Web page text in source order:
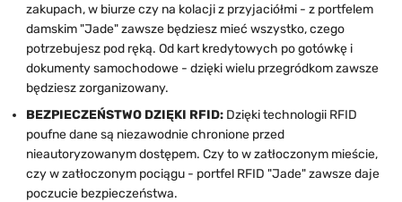
zakupach, w biurze czy na kolacji z przyjaciółmi - z portfelem
damskim "Jade" zawsze będziesz mieć wszystko, czego
potrzebujesz pod ręką. Od kart kredytowych po gotówkę i
dokumenty samochodowe - dzięki wielu przegródkom zawsze
będziesz zorganizowany.
BEZPIECZEŃSTWO DZIĘKI RFID: Dzięki technologii RFID
poufne dane są niezawodnie chronione przed
nieautoryzowanym dostępem. Czy to w zatłoczonym mieście,
czy w zatłoczonym pociągu - portfel RFID "Jade" zawsze daje
poczucie bezpieczeństwa.